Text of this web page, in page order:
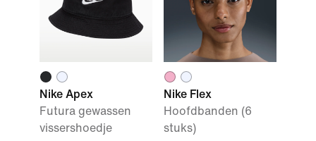
Nike Apex
Futura gewassen
vissershoedje
Nike Flex
Hoofdbanden (6
stuks)